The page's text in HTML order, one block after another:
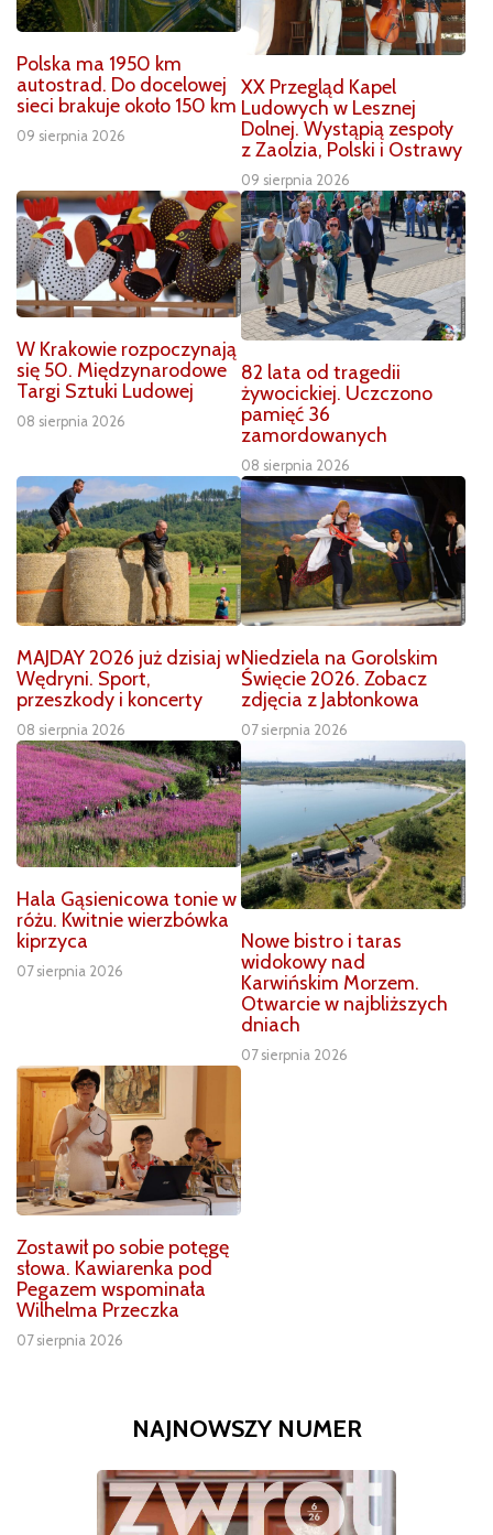
Polska ma 1950 km
autostrad. Do docelowej
sieci brakuje około 150 km
09 sierpnia 2026
XX Przegląd Kapel
Ludowych w Lesznej
Dolnej. Wystąpią zespoły
z Zaolzia, Polski i Ostrawy
09 sierpnia 2026
W Krakowie rozpoczynają
się 50. Międzynarodowe
Targi Sztuki Ludowej
08 sierpnia 2026
82 lata od tragedii
żywocickiej. Uczczono
pamięć 36
zamordowanych
08 sierpnia 2026
MAJDAY 2026 już dzisiaj w
Wędryni. Sport,
przeszkody i koncerty
08 sierpnia 2026
Niedziela na Gorolskim
Święcie 2026. Zobacz
zdjęcia z Jabłonkowa
07 sierpnia 2026
Hala Gąsienicowa tonie w
różu. Kwitnie wierzbówka
kiprzyca
07 sierpnia 2026
Nowe bistro i taras
widokowy nad
Karwińskim Morzem.
Otwarcie w najbliższych
dniach
07 sierpnia 2026
Zostawił po sobie potęgę
słowa. Kawiarenka pod
Pegazem wspominała
Wilhelma Przeczka
07 sierpnia 2026
NAJNOWSZY NUMER